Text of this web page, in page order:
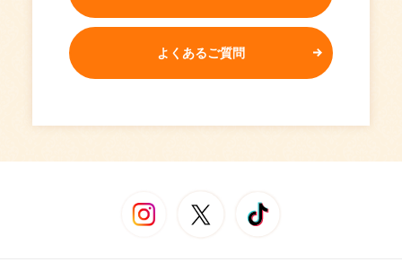
よくあるご質問